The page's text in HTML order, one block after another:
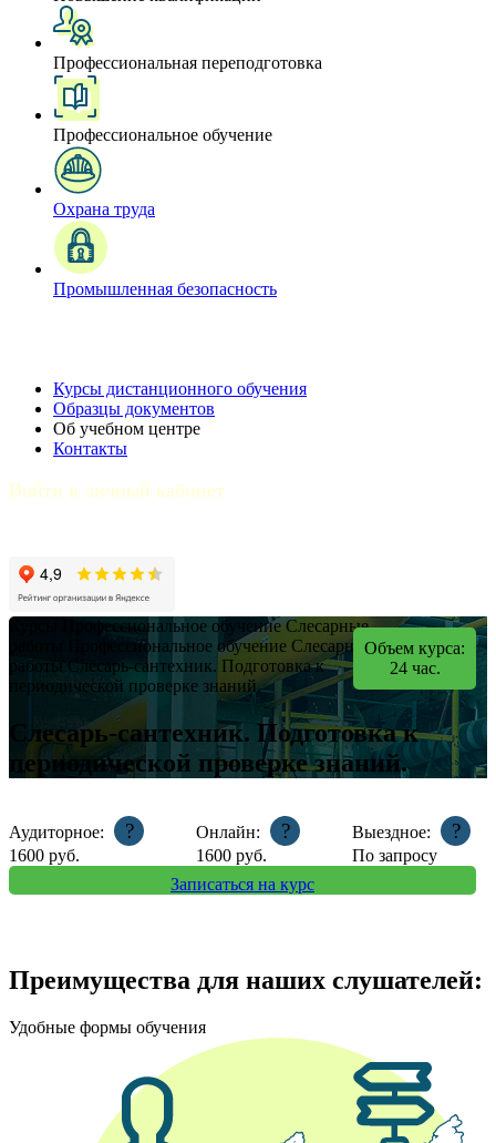
Профессиональная переподготовка
Профессиональное обучение
Охрана труда
Промышленная безопасность
Курсы дистанционного обучения
Образцы документов
Об учебном центре
Контакты
Войти в личный кабинет
Курсы Профессиональное обучениеСлесарные
Профессиональное обучение Слесарные
работы
Слесарь-сантехник. Подготовка к
периодической проверке знаний.
Слесарь-сантехник. Подготовка к
периодической проверке знаний.
Аудиторное: ?
1600 руб.
Онлайн: ?
1600 руб.
Выездное: ?
По запросу
Записаться на курс
Объем курса:
24 час.
Преимущества для наших слушателей:
Удобные формы обучения